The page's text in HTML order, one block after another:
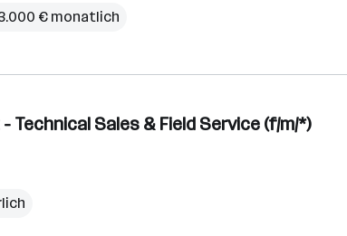
€ monatlich
Sales & Field Service (f/m/*)